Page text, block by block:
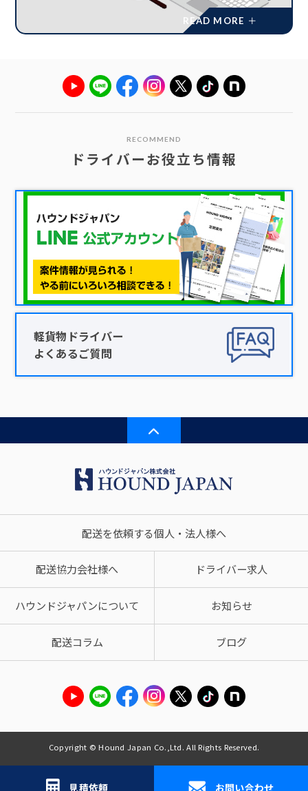
RECOMMEND
ドライバーお役立ち情報
軽貨物ドライバー
よくあるご質問
配送を依頼する個人・法人様へ
配送協力会社様へ ドライバー求人
ハウンドジャパンについて お知らせ
配送コラム ブログ
見積依頼 お問い合わせ
Copyright © Hound Japan Co.,Ltd. All Rights Reserved.